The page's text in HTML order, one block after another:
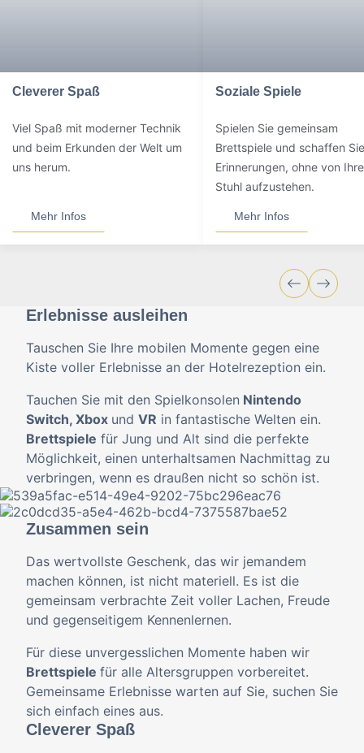
Cleverer Spaß
Viel Spaß mit moderner Technik
und beim Erkunden der Welt um
uns herum.
Mehr Infos
Soziale Spiele
Spielen Sie gemeinsam
Brettspiele und schaffen Sie
Erinnerungen, ohne von
Stuhl aufzustehen.
Mehr Infos
Erlebnisse ausleihen
Tauschen Sie Ihre mobilen Momente gegen eine
Kiste voller Erlebnisse an der Hotelrezeption ein.
Tauchen Sie mit den Spielkonsolen Nintendo
Switch, Xbox und VR in fantastische Welten ein.
Brettspiele für Jung und Alt sind die perfekte
Möglichkeit, einen unterhaltsamen Nachmittag zu
verbringen, wenn es draußen nicht so schön ist.
Zusammen sein
Das wertvollste Geschenk, das wir jemandem
machen können, ist nicht materiell. Es ist die
gemeinsam verbrachte Zeit voller Lachen, Freude
und gegenseitigem Kennenlernen.
Für diese unvergesslichen Momente haben wir
Brettspiele für alle Altersgruppen vorbereitet.
Gemeinsame Erlebnisse warten auf Sie, suchen Sie
sich einfach eines aus.
Cleverer Spaß